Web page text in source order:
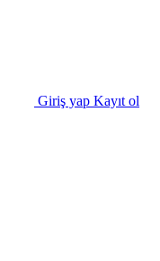
Giriş yap Kayıt ol